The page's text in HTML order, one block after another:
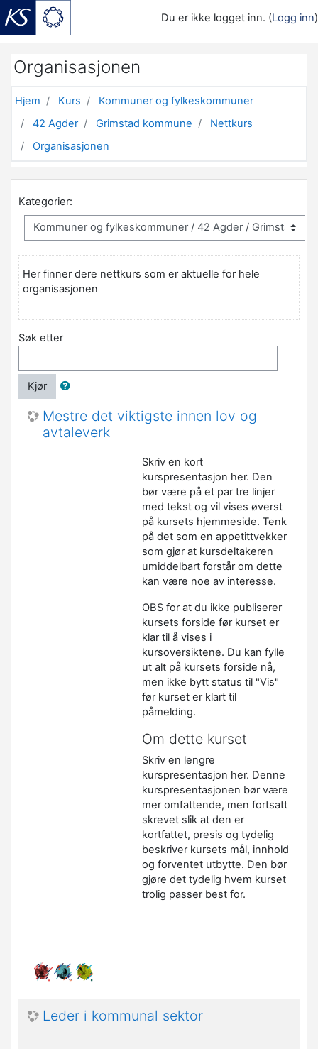
Du er ikke logget inn. (Logg inn)
Organisasjonen
Hjem Kurs
Kommuner og fylkeskommuner
42 Agder
Grimstad kommune
Nettkurs
Organisasjonen
Kategorier:
Her finner dere nettkurs som er aktuelle for hele
organisasjonen
Søk etter
Kjør
Mestre det viktigste innen lov og
avtaleverk
Skriv en kort
kurspresentasjon her. Den
bør være på et par tre linjer
med tekst og vil vises øverst
på kursets hjemmeside. Tenk
på det som en appetittvekker
som gjør at kursdeltakeren
umiddelbart forstår om dette
kan være noe av interesse.
OBS for at du ikke publiserer
kursets forside før kurset er
klar til å vises i
kursoversiktene. Du kan fylle
ut alt på kursets forside nå,
men ikke bytt status til "Vis"
før kurset er klart til
påmelding.
Om dette kurset
Skriv en lengre
kurspresentasjon her. Denne
kurspresentasjonen bør være
mer omfattende, men fortsatt
skrevet slik at den er
kortfattet, presis og tydelig
beskriver kursets mål, innhold
og forventet utbytte. Den bør
gjøre det tydelig hvem kurset
trolig passer best for.
Leder i kommunal sektor